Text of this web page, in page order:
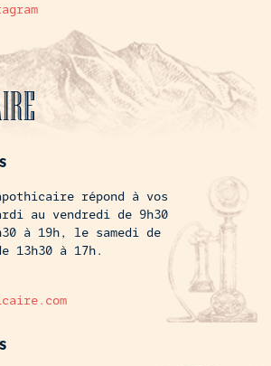
répond à vos
au vendredi de 9h30
à 19h, le samedi de
13h30 à 17h.